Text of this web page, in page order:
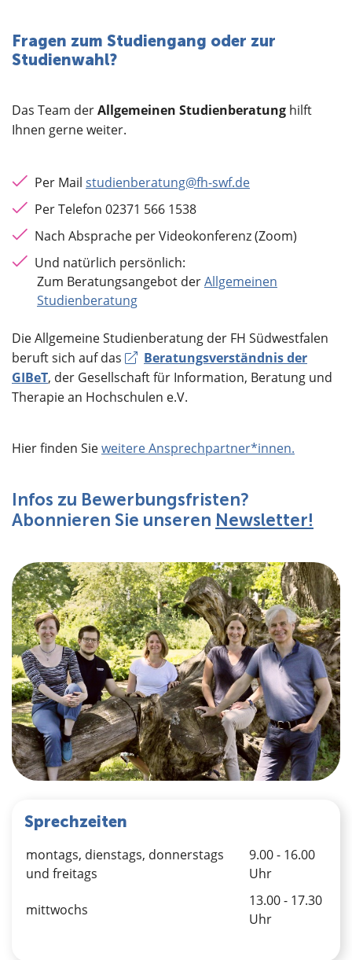
Fragen zum Studiengang oder zur
Studienwahl?
Das Team derAllgemeinen Studienberatung hilft
Ihnen gerne weiter.
Per Mail studienberatung@fh-swf.de
Per Telefon 02371 566 1538
Nach Absprache per Videokonferenz (Zoom)
Und natürlich persönlich:
Zum Beratungsangebot derAllgemeinen
Studienberatung
Die Allgemeine Studienberatung der FH Südwestfalen
beruft sich auf das
Beratungsverständnis der
GIBeT, der Gesellschaft für Information, Beratung und
Therapie an Hochschulen e.V.
Hier finden Sieweitere Ansprechpartner*innen.
Infos zu Bewerbungsfristen?
Abonnieren Sie unseren Newsletter!
Sprechzeiten
montags, dienstags, donnerstags
und freitags
9.00 - 16.00
Uhr
mittwochs
13.00 - 17.30
Uhr